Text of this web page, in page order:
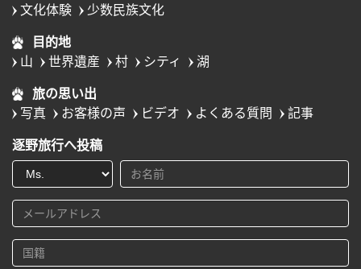
文化体験
少数民族文化
目的地
山
世界遺産 村 シティ 湖
旅の思い出
写真
お客様の声 ビデオ よくある質問 記事
逐野旅行へ投稿